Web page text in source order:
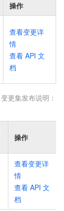
操作
查看变更详
情
查看 API 文
档
变更集发布说明：
操作
查看变更详
情
查看 API 文
档